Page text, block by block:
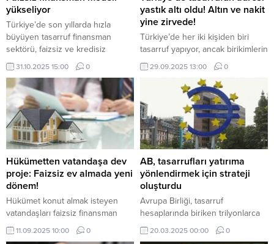
yükseliyor
Türkiye’de son yıllarda hızla
büyüyen tasarruf finansman
sektörü, faizsiz ve kredisiz
finansman anlayışıyla ev, araç ve
işyeri sahibi olmak isteyen
vatandaşlara yeni bir seçenek
sunuyor.
31.10.2025 15:00 0
yastık altı oldu! Altın ve nakit
yine zirvede!
Türkiye’de her iki kişiden biri
tasarruf yapıyor, ancak birikimlerin
yüzde 63’ü yastık altında
tutuluyor. Altın ve nakit güvenli
liman olurken, gençler borsaya
29.09.2025 13:00 0
Hükümetten vatandaşa dev
proje: Faizsiz ev almada yeni
dönem!
Hükümet konut almak isteyen
vatandaşları faizsiz finansman
desteğiyle ev sahibi yapacak.
Sadece ev değil, araç ve iş yeri
11.09.2025 10:00 0
AB, tasarrufları yatırıma
yönlendirmek için strateji
oluşturdu
Avrupa Birliği, tasarruf
hesaplarında biriken trilyonlarca
avroluk kaynağı yatırımlara
yönlendirmek istiyor.
20.03.2025 00:00 0